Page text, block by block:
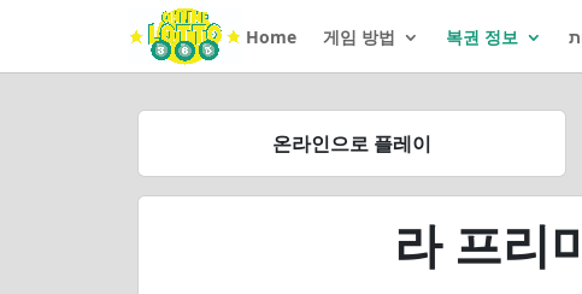
Home 게임 방법 복권 정보
온라인으로 플레이
라 프리